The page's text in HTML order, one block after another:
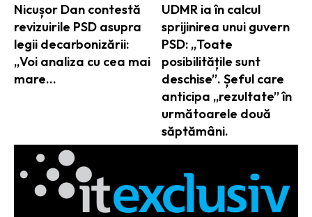
Nicușor Dan contestă
revizuirile PSD asupra
legii decarbonizării:
„Voi analiza cu cea mai
mare…
UDMR ia în calcul
sprijinirea unui guvern
PSD: „Toate
posibilitățile sunt
deschise”. Șeful care
anticipa „rezultate” în
următoarele două
săptămâni.